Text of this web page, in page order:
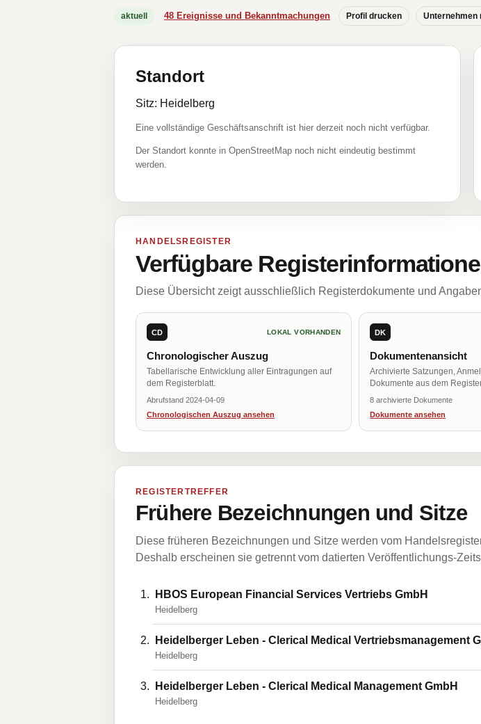
aktuell 48 Ereignisse und Bekanntmachungen Profil drucken Unternehmen
Standort
Sitz: Heidelberg
Eine vollständige Geschäftsanschrift ist hier derzeit noch nicht verfügbar.
Der Standort konnte in OpenStreetMap noch nicht eindeutig bestimmt
werden.
HANDELSREGISTER
Verfügbare
Diese Übersicht zeigt ausschließlich Registerdokumente und
CD LOKAL VORHANDEN
Chronologischer Auszug
Tabellarische Entwicklung aller Eintragungen auf
dem Registerblatt.
Abrufstand 2024-04-09
Chronologischen Auszug ansehen
DK
Dokumentenansicht
Archivierte Satzungen,
Dokumente aus dem
8 archivierte Dokumente
Dokumente ansehen
REGISTERTREFFER
Frühere Bezeichnungen und Sitze
Diese früheren Bezeichnungen und Sitze werden vom
Deshalb erscheinen sie getrennt vom datierten Veröffentlichungs-
HBOS European Financial Services Vertriebs GmbH
Heidelberg
Heidelberger Leben - Clerical Medical Vertriebsmanagement
Heidelberg
Heidelberger Leben - Clerical Medical Management GmbH
Heidelberg